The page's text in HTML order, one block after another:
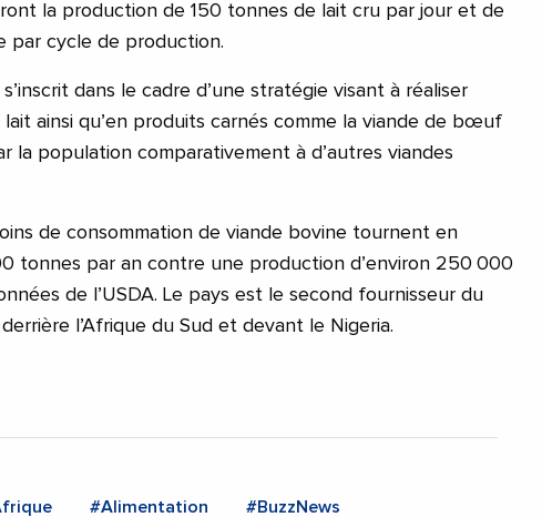
la production de 150 tonnes de lait cru par jour et de
par cycle de production.
dans le cadre d’une stratégie visant à réaliser
lait ainsi qu’en produits carnés comme la viande de bœuf
la population comparativement à d’autres viandes
de consommation de viande bovine tournent en
tonnes par an contre une production d’environ 250 000
de l’USDA. Le pays est le second fournisseur du
l’Afrique du Sud et devant le Nigeria.
#Alimentation #BuzzNews